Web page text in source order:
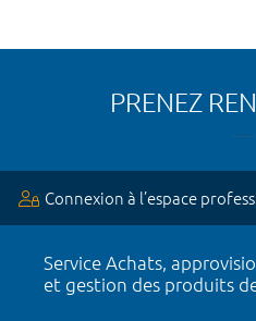
PRENEZ
Connexion à l’espace
Service Achats,
et gestion des produits